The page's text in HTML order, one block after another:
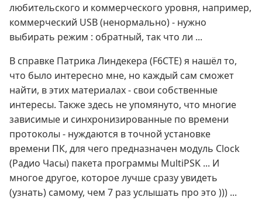
любительского и коммерческого уровня, например,
коммерческий USB (ненормально) - нужно
выбирать режим : обратный, так что ли ...
В справке Патрика Линдекера (F6CTE) я нашёл то,
что было интересно мне, но каждый сам сможет
найти, в этих материалах - свои собственные
интересы. Также здесь не упомянуто, что многие
зависимые и синхронизированные по времени
протоколы - нуждаются в точной установке
времени ПК, для чего предназначен модуль Clock
(Радио Часы) пакета программы MultiPSK ... И
многое другое, которое лучше сразу увидеть
(узнать) самому, чем 7 раз услышать про это ))) ...